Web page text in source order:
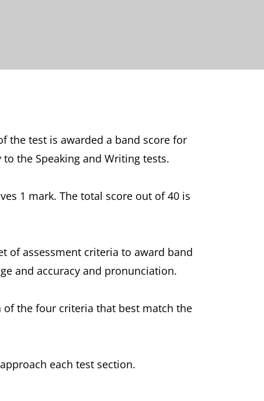
the test is awarded a band score for
the Speaking and Writing tests.
1 mark. The total score out of 40 is
of assessment criteria to award band
and accuracy and pronunciation.
of the four criteria that best match the
each test section.